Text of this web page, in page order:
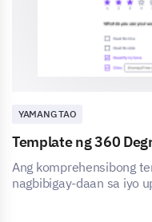
YAMANG TAO
Template ng 360
Ang komprehensibong
nagbibigay-daan sa iyo